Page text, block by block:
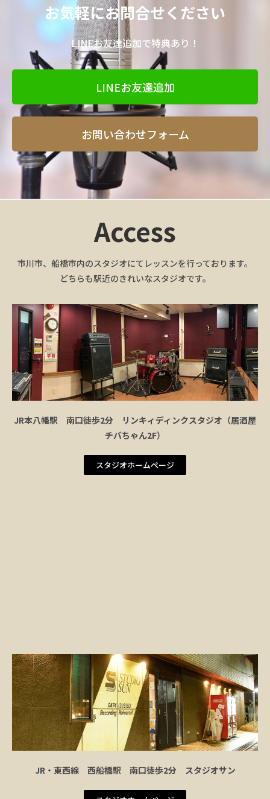
お気軽にお問合せください
LINEお友達追加で特典あり！
LINEお友達追加
お問い合わせフォーム
Access
市川市、船橋市内のスタジオにてレッスンを行っております。
どちらも駅近のきれいなスタジオです。
JR本八幡駅 南口徒歩2分 リンキィディンクスタジオ（居酒屋
チバちゃん2F）
スタジオホームページ
JR・東西線 西船橋駅 南口徒歩2分 スタジオサン